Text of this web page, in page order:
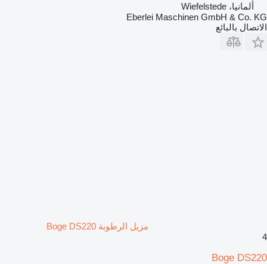
ألمانيا، Wiefelstede
Eberlei Maschinen GmbH & Co. KG
الاتصال بالبائع
مزيل الرطوبة Boge DS220
4
Boge DS220